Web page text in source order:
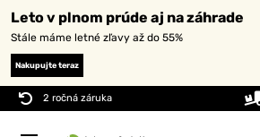
Leto v plnom prúde aj na záhrade
Stále máme letné zľavy až do 55%
Nakupujte teraz
2 ročná záruka